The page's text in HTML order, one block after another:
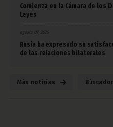
Comienza en la Cámara de los
Leyes
agosto 07, 2026
Rusia ha expresado su
de las relaciones bilaterales
Más noticias Búscador